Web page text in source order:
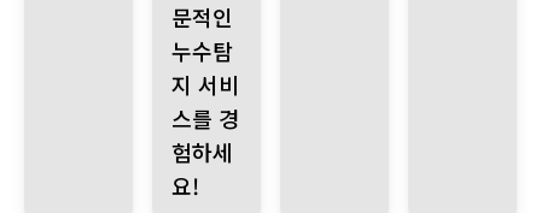
문적인
누수탐
지 서비
스를 경
험하세
요!